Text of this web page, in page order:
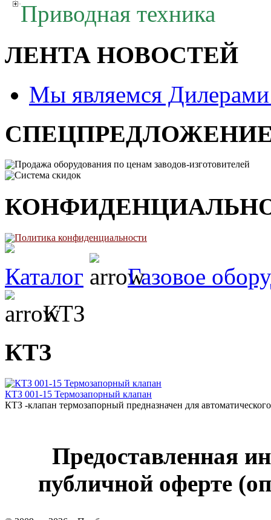
Приводная техника
ЛЕНТА НОВОСТЕЙ
Мы являемся
Продажа оборудования по ценам заводов-изготовителей
Система скидок
Политика конфиденциальности
Каталог
Газовое
КТЗ
КТЗ
КТЗ 001-15 Термозапорный клапан
КТЗ -клапан термозапорный предназначен для
Предоставленная
публичной оферте